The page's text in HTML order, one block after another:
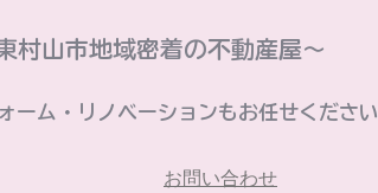
村山市地域密着の不動産屋～
ーム・リノベーションもお任せください
お問い合わせ